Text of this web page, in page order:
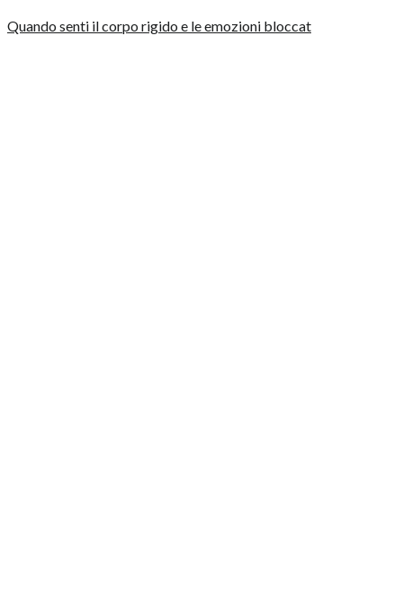
Quando senti il corpo rigido e le emozioni bloccat